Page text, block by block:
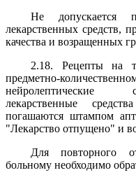
Не допускается
лекарственных средств,
качества и возращенных
2.18. Рецепты на
предметно-
нейролептические
лекарственные
погашаются штампом
"Лекарство отпущено" и
Для повторного
больному необходимо